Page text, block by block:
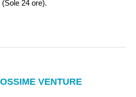
(Sole 24 ore).
VENTURE